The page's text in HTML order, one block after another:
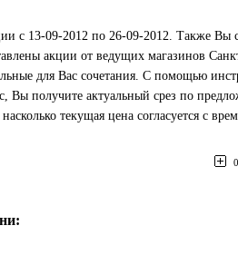
с 13-09-2012 по 26-09-2012. Также Вы
акции от ведущих магазинов
для Вас сочетания. С помощью
Вы получите актуальный срез по
текущая цена согласуется с
0